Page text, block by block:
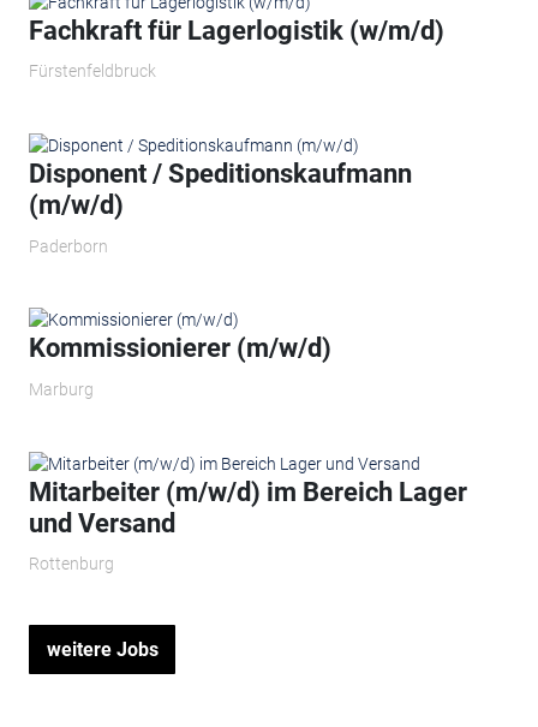
Fachkraft für Lagerlogistik (w/m/d)
Fürstenfeldbruck
Disponent / Speditionskaufmann
(m/w/d)
Paderborn
Kommissionierer (m/w/d)
Marburg
Mitarbeiter (m/w/d) im Bereich Lager
und Versand
Rottenburg
weitere Jobs